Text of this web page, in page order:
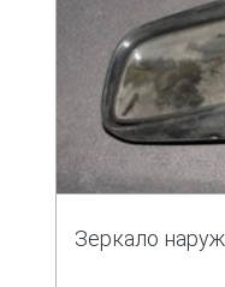
Зеркало